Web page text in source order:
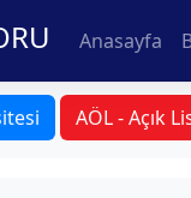
Anasayfa
AÖL - Açık